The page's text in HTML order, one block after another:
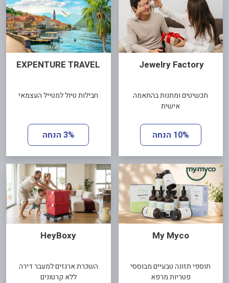
Jewelry Factory
תכשיטים ומתנות בהתאמה
אישית
10% הנחה
EXPENTURE TRAVEL
חבילות טיול למטייל העצמאי
3% הנחה
My Myco
תוספי תזונה טבעיים מבוססי
פטריות מרפא
HeyBoxy
השכרת ארגזים למעבר דירה
ללא קרטונים